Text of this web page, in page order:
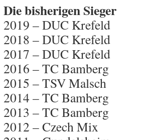
Die bisherigen Sieger
2019 – DUC Krefeld
2018 – DUC Krefeld
2017 – DUC Krefeld
2016 – TC Bamberg
2015 – TSV Malsch
2014 – TC Bamberg
2013 – TC Bamberg
2012 – Czech Mix